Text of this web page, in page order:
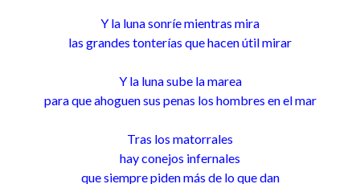
Y la luna sonríe mientras mira
las grandes tonterías que hacen útil mirar
Y la luna sube la marea
para que ahoguen sus penas los hombres en el mar
Tras los matorrales
hay conejos infernales
que siempre piden más de lo que dan